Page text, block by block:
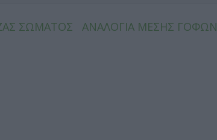
ΣΩΜΑΤΟΣ
ΑΝΑΛΟΓΙΑ ΜΕΣΗΣ ΓΟΦΩΝ